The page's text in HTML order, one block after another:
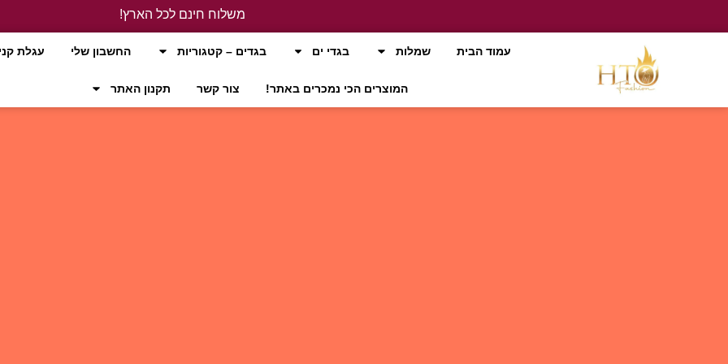
משלוח חינם לכל הארץ!
עמוד הבית
שמלות בגדי ים בגדים – קטגוריות החשבון שלי עגלת
המוצרים הכי נמכרים באתר! צור קשר תקנון האתר